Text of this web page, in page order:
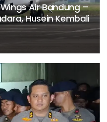
Air Bandung –
Husein Kembali